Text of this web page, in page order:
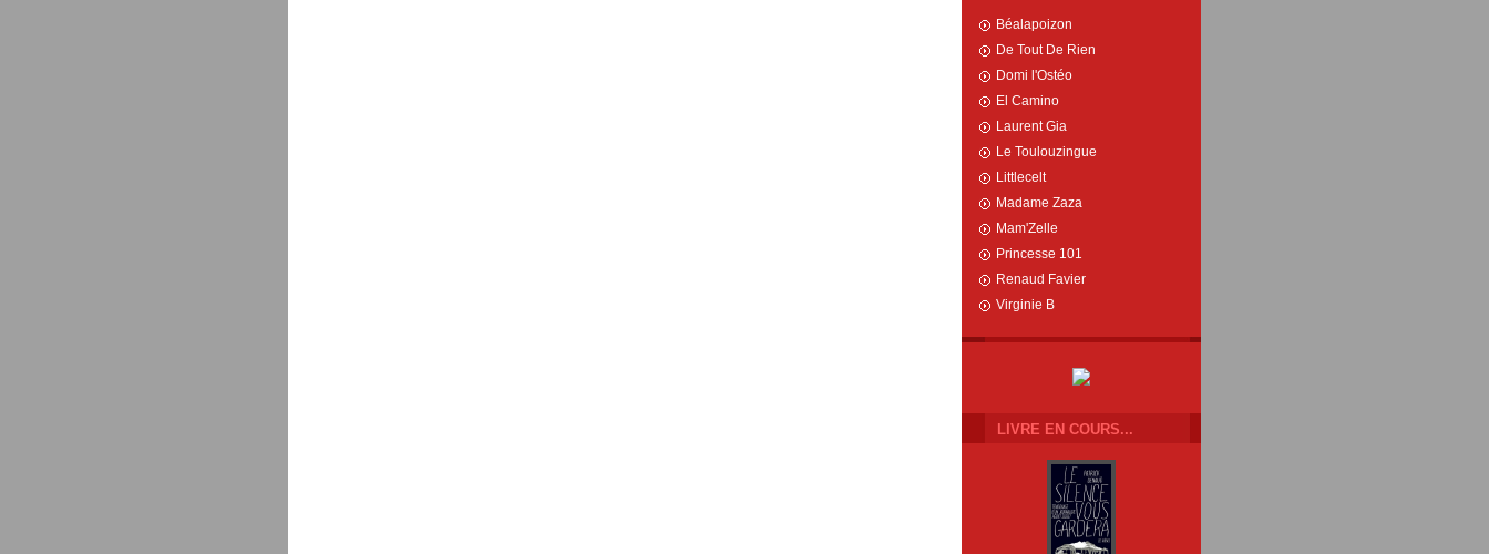
Béalapoizon
De Tout De Rien
Domi l'Ostéo
El Camino
Laurent Gia
Le Toulouzingue
Littlecelt
Madame Zaza
Mam'Zelle
Princesse 101
Renaud Favier
Virginie B
LIVRE EN COURS...